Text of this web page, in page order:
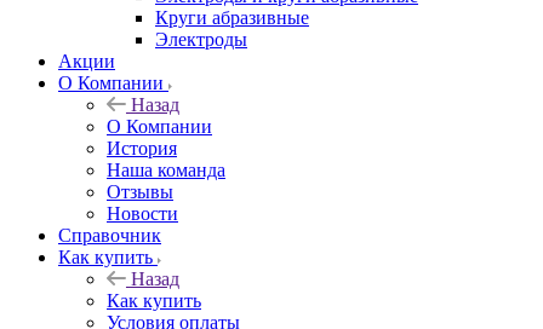
Круги абразивные
Электроды
Акции
О Компании
Назад
О Компании
История
Наша команда
Отзывы
Новости
Справочник
Как купить
Назад
Как купить
Условия оплаты